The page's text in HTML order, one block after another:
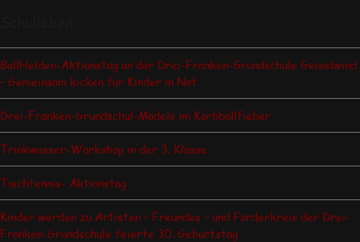
BallHelden-Aktionstag an der Drei-Franken-Grundschule Geiselwind
– Gemeinsam kicken für Kinder in Not
Drei-Franken-Grundschul-Mädels im Korbballfieber
Trinkwasser-Workshop in der 3. Klasse
Tischtennis- Aktionstag
Kinder werden zu Artisten – Freundes – und Förderkreis der Drei-
Franken-Grundschule feierte 30. Geburtstag